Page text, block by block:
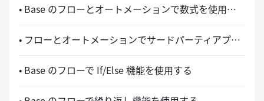
• Base のフローとオートメーションで数式を使用する
• フローとオートメーションでサードパーティアプリを使用する
• Base のフローで If/Else 機能を使用する